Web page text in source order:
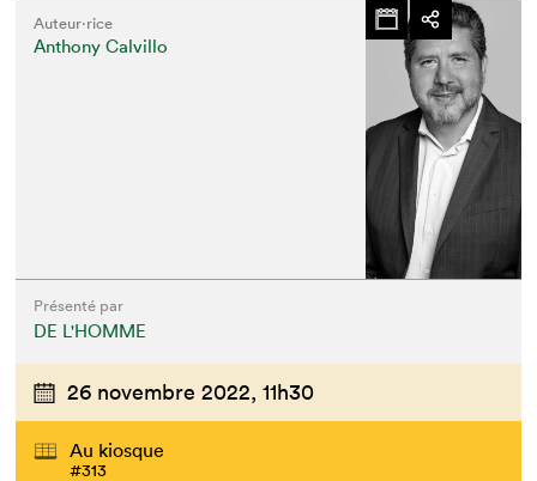
Auteur·rice
Anthony Calvillo
Présenté par
DE L'HOMME
26 novembre 2022, 11h30
Au kiosque
#313